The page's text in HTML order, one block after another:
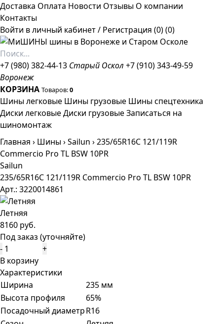
Доставка Оплата Новости Отзывы О компании
Контакты
Войти в личный кабинет/ Регистрация (0)(0)
+7 (980) 382-44-13 Старый Оскол +7 (910) 343-49-59
Воронеж
КОРЗИНА Товаров:0
Шины легковые Шины грузовые Шины спецтехника
Диски легковыеДиски грузовыеЗаписаться на
шиномонтаж
Главная › Шины›Sailun ›235/65R16C 121/119R
Commercio Pro TL BSW 10PR
Sailun
235/65R16C 121/119R Commercio Pro TL BSW 10PR
Арт.: 3220014861
Летняя
8160 руб.
Под заказ (уточняйте)
-
+
В корзину
Характеристики
Ширина
235 мм
Высота профиля
65%
Посадочный диаметрR16